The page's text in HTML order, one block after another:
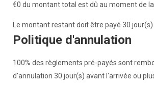
€0 du montant total est dû au moment de
Le montant restant doit être payé 30 jour(s)
Politique d'annulation
100% des règlements pré-payés sont
d'annulation 30 jour(s) avant l'arrivée ou